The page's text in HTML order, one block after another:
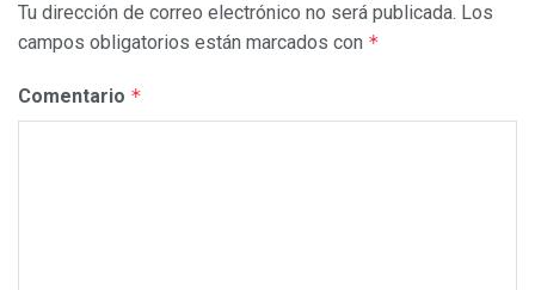
Tu dirección de correo electrónico no será publicada. Los
campos obligatorios están marcados con *
Comentario *